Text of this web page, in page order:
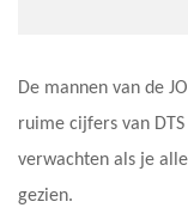
De mannen van de
ruime cijfers van
verwachten als je
gezien.